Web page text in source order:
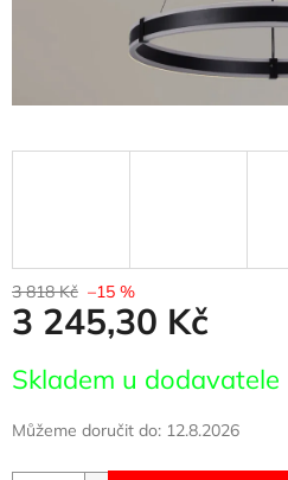
3 818 Kč –15 %
3 245,30 Kč
cena:
Skladem u dodavatele
Můžeme doručit do: 12.8.2026